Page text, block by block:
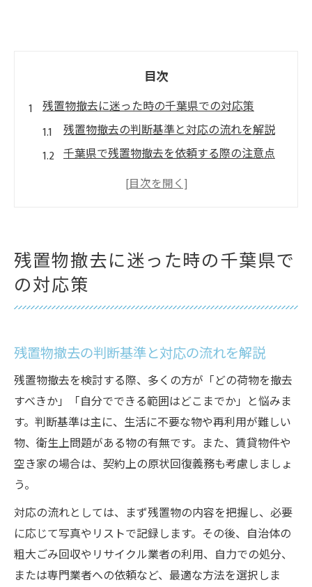
目次
残置物撤去に迷った時の千葉県での対応策
残置物撤去の判断基準と対応の流れを解説
千葉県で残置物撤去を依頼する際の注意点
実家や空き家の残置物撤去事例から学ぶ対
スムーズな残置物撤去を進めるための知識
残置物撤去の流れと準備すべきポイント
残置物撤去でよくある失敗例と対処法
自分でできる残置物撤去と業者依頼のコツ
千葉県で失敗しない残置物撤去業者の見極め方
信頼できる残置物撤去業者を選ぶポイント
千葉県で実績ある業者の特徴と選び方
口コミや評判が高い残置物撤去業者の判断
法
残置物撤去業者に依頼する際の確認事項
残置物撤去の費用相場と見積もりのコツ
残置物撤去に迷った時の千葉県で
の対応策
残置物撤去の判断基準と対応の流れを解説
残置物撤去を検討する際、多くの方が「どの荷物を撤去
すべきか」「自分でできる範囲はどこまでか」と悩みま
す。判断基準は主に、生活に不要な物や再利用が難しい
物、衛生上問題がある物の有無です。また、賃貸物件や
空き家の場合は、契約上の原状回復義務も考慮しましょ
う。
対応の流れとしては、まず残置物の内容を把握し、必要
に応じて写真やリストで記録します。その後、自治体の
粗大ごみ回収やリサイクル業者の利用、自力での処分、
または専門業者への依頼など、最適な方法を選択しま